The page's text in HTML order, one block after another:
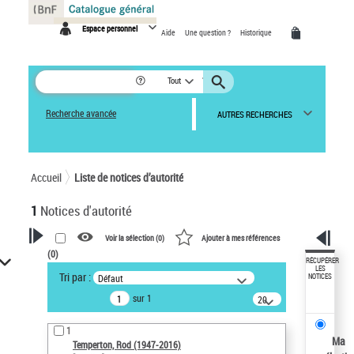
Espace personnel Aide Une question ? Historique
Tout
Recherche avancée AUTRES RECHERCHES
Accueil Liste de notices d’autorité
1 Notices d'autorité
VOTRE RECHERCHE
Recherche avancée dans les
notices d’autorité
Œuvres liées à l'auteur :
Temperton, Rod (1947-2016)
Voir la sélection (0) Ajouter à mes références
(0)
Tri par : Défaut
sur 1
20
résultats/page
1
Temperton, Rod (1947-2016)
RÉCUPÉRER
LES
NOTICES
Ma
Panneau de gestion des cookies